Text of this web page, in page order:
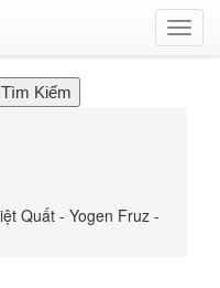
Quất - Yogen Fruz -